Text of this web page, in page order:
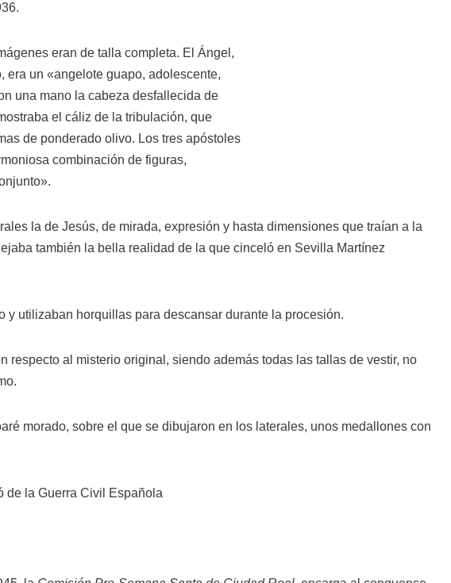
eran de talla completa. El Ángel,
era un «angelote guapo, adolescente,
una mano la cabeza desfallecida de
el cáliz de la tribulación, que
de ponderado olivo. Los tres apóstoles
combinación de figuras,
la de Jesús, de mirada, expresión y hasta dimensiones que traían a la
también la bella realidad de la que cinceló en Sevilla Martínez
utilizaban horquillas para descansar durante la procesión.
al misterio original, siendo además todas las tallas de vestir, no
morado, sobre el que se dibujaron en los laterales, unos medallones con
de la Guerra Civil Española